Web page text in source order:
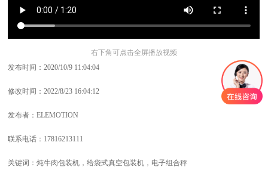
右下角可点击全屏播放视频
发布时间：2020/10/9 11:04:04
修改时间：2022/8/23 16:04:12
发布者：ELEMOTION
联系电话：17816213111
关键词：炖牛肉包装机，给袋式真空包装机，电子组合秤